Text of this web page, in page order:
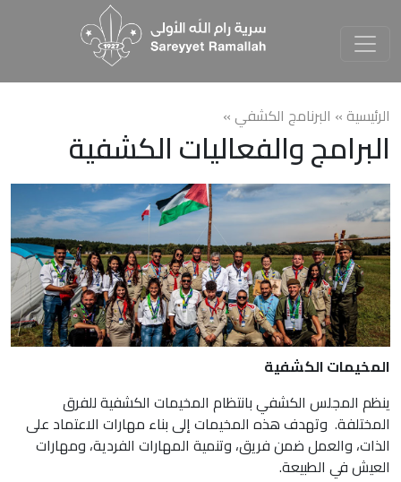
الرئيسية » البرنامج الكشفي»
البرامج والفعاليات الكشفية
المخيمات الكشفية
ينظم المجلس الكشفي بانتظام المخيمات الكشفية للفرق
المختلفة. وتهدف هذه المخيمات إلى بناء مهارات الاعتماد على
الذات، والعمل ضمن فريق، وتنمية المهارات الفردية، ومهارات
العيش في الطبيعة.